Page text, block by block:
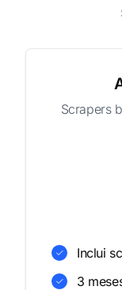
Scrapers
Inclui
3